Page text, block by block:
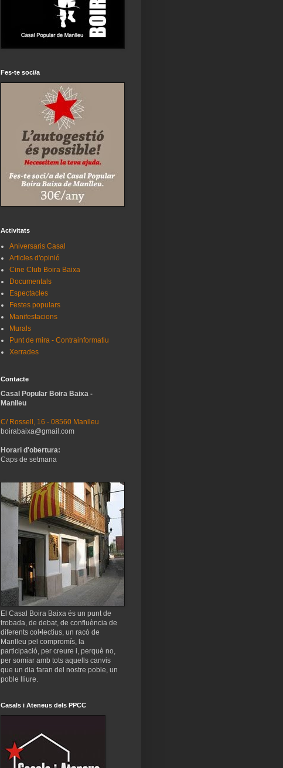
Fes-te soci/a
Activitats
Aniversaris Casal
Articles d'opinió
Cine Club Boira Baixa
Documentals
Espectacles
Festes populars
Manifestacions
Murals
Punt de mira - Contrainformatiu
Xerrades
Contacte
Casal Popular Boira Baixa -
Manlleu
C/ Rossell, 16 - 08560 Manlleu
boirabaixa@gmail.com
Horari d'obertura:
Caps de setmana
El Casal Boira Baixa és un punt de
trobada, de debat, de confluència de
diferents col•lectius, un racó de
Manlleu pel compromís, la
participació, per creure i, perquè no,
per somiar amb tots aquells canvis
que un dia faran del nostre poble, un
poble lliure.
Casals i Ateneus dels PPCC